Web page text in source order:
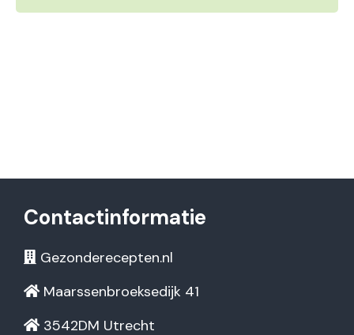
Contactinformatie
Gezonderecepten.nl
Maarssenbroeksedijk 41
3542DM Utrecht